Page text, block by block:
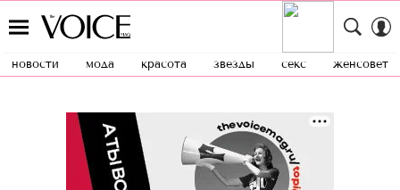
новости мода красота звезды секс женсовет